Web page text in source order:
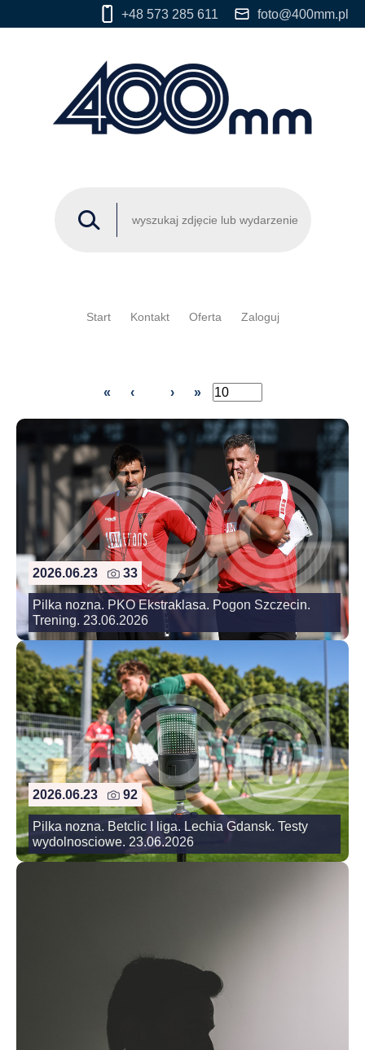
+48 573 285 611 foto@400mm.pl
Start Kontakt Oferta Zaloguj
« ‹ › »
2026.06.23 33
Pilka nozna. PKO Ekstraklasa. Pogon Szczecin.
Trening. 23.06.2026
2026.06.23 92
Pilka nozna. Betclic I liga. Lechia Gdansk. Testy
wydolnosciowe. 23.06.2026